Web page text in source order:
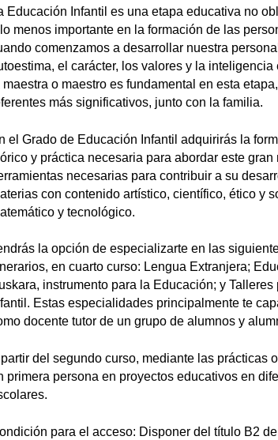
Educación Infantil es una etapa educativa no
menos importante en la formación de las
comenzamos a desarrollar nuestra
el carácter, los valores y la
maestra o maestro es fundamental en esta
más significativos, junto con la familia.
el Grado de Educación Infantil adquirirás la
y práctica necesaria para abordar este gran
necesarias para contribuir a su
con contenido artístico, científico, ético y
y tecnológico.
la opción de especializarte en las
en cuarto curso: Lengua Extranjera;
instrumento para la Educación; y
Estas especialidades principalmente te
docente tutor de un grupo de alumnos y
del segundo curso, mediante las prácticas
primera persona en proyectos educativos en
para el acceso: Disponer del título B2